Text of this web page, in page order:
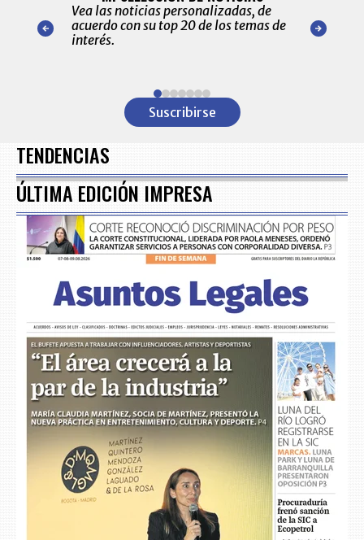
nuestro
para
Vea las noticias personalizadas, de
acuerdo con su top 20 de los temas de
interés.
de las
Suscribirse
TENDENCIAS
ÚLTIMA EDICIÓN IMPRESA